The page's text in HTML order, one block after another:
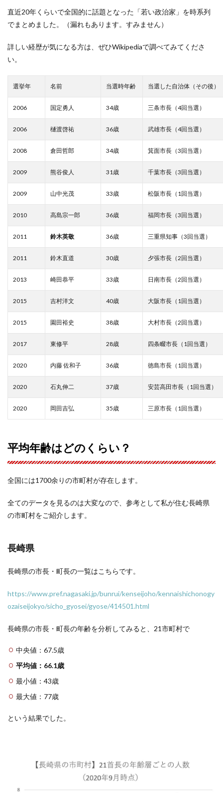
直近20年くらいで全国的に話題となった「若い政治家」を時系列
でまとめました。（漏れもあります。すみません）
詳しい経歴が気になる方は、ぜひWikipediaで調べてみてくださ
い。
選挙年 名前 当選時年齢 当選した自治体（その後）
2006 国定勇人 34歳 三条市長（4回当選）
2006 樋渡啓祐 36歳 武雄市長（4回当選）
2008 倉田哲郎 34歳 箕面市長（3回当選）
2009 熊谷俊人 31歳 千葉市長（3回当選）
2009 山中光茂 33歳 松阪市長（1回当選）
2010 高島宗一郎 36歳 福岡市長（3回当選）
2011 鈴木英敬 36歳 三重県知事（3回当選）
2011 鈴木直道 30歳 夕張市長（2回当選）
2013 崎田恭平 33歳 日南市長（2回当選）
2015 吉村洋文 40歳 大阪市長（1回当選）
2015 園田裕史 38歳 大村市長（2回当選）
2017 東修平 28歳 四条畷市長（1回当選）
2020 内藤 佐和子 36歳 徳島市長（1回当選）
2020 石丸伸二 37歳 安芸高田市長（1回当選）
2020 岡田吉弘 35歳 三原市長（1回当選）
平均年齢はどのくらい？
全国には1700余りの市町村が存在します。
全てのデータを見るのは大変なので、参考として私が住む長崎県
の市町村をご紹介します。
長崎県
長崎県の市長・町長の一覧はこちらです。
https://www.pref.nagasaki.jp/bunrui/kenseijoho/kennaishichonogy
ozaiseijokyo/sicho_gyosei/gyose/414501.html
長崎県の市長・町長の年齢を分析してみると、21市町村で
中央値：67.5歳
平均値：66.1歳
最小値：43歳
最大値：77歳
という結果でした。